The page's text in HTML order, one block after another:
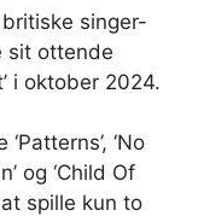
singer-
sit ottende
i oktober 2024.
‘No
og ‘Child Of
spille kun to